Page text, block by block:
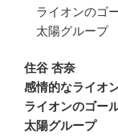
ライオンのゴ
太陽グループ
住谷 杏奈
感情的なライオ
ライオンのゴー
太陽グループ